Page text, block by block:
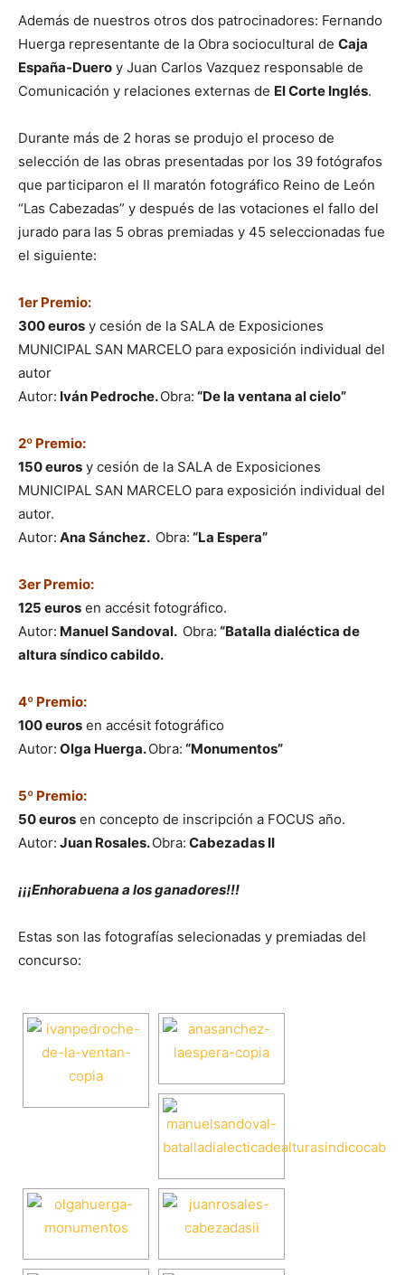
Además de nuestros otros dos patrocinadores: Fernando
Huerga representante de la Obra sociocultural de Caja
España-Duero y Juan Carlos Vazquez responsable de
Comunicación y relaciones externas de El Corte Inglés.
Durante más de 2 horas se produjo el proceso de
selección de las obras presentadas por los 39 fotógrafos
que participaron el II maratón fotográfico Reino de León
“Las Cabezadas” y después de las votaciones el fallo del
jurado para las 5 obras premiadas y 45 seleccionadas fue
el siguiente:
1er Premio:
300 euros y cesión de la SALA de Exposiciones
MUNICIPAL SAN MARCELO para exposición individual del
autor
Autor: Iván Pedroche.Obra: “De la ventana al cielo”
2º Premio:
150 euros y cesión de la SALA de Exposiciones
MUNICIPAL SAN MARCELO para exposición individual del
autor.
Autor: Ana Sánchez. Obra: “La Espera”
3er Premio:
125 euros en accésit fotográfico.
Autor: Manuel Sandoval. Obra: “Batalla dialéctica de
altura síndico cabildo.
4º Premio:
100 euros en accésit fotográfico
Autor: Olga Huerga.Obra: “Monumentos”
5º Premio:
50 euros en concepto de inscripción a FOCUS año.
Autor: Juan Rosales.Obra: Cabezadas II
¡¡¡Enhorabuena a los ganadores!!!
Estas son las fotografías selecionadas y premiadas del
concurso: